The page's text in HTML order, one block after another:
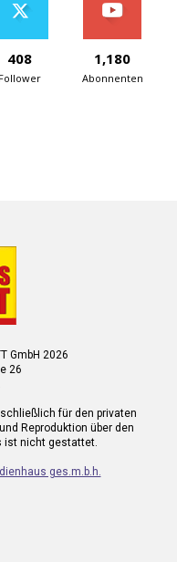
408
Follower
1,180
Abonnenten
GmbH 2026
26
für den privaten
Reproduktion über den
ist nicht gestattet.
ges.m.b.h.